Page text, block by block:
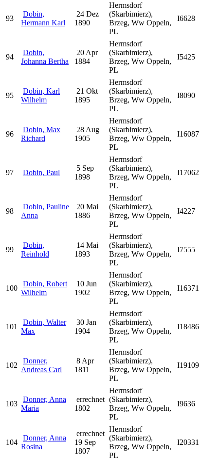
93
Dobin,
Hermann Karl
24 Dez
1890
Hermsdorf
(Skarbimierz),
Brzeg, Ww Oppeln,
PL
I6628
94
Dobin,
Johanna Bertha
20 Apr
1884
Hermsdorf
(Skarbimierz),
Brzeg, Ww Oppeln,
PL
I5425
95
Dobin, Karl
Wilhelm
21 Okt
1895
Hermsdorf
(Skarbimierz),
Brzeg, Ww Oppeln,
PL
I8090
96
Dobin, Max
Richard
28 Aug
1905
Hermsdorf
(Skarbimierz),
Brzeg, Ww Oppeln,
PL
I16087
97 Dobin, Paul
5 Sep
1898
Hermsdorf
(Skarbimierz),
Brzeg, Ww Oppeln,
PL
I17062
98
Dobin, Pauline
Anna
20 Mai
1886
Hermsdorf
(Skarbimierz),
Brzeg, Ww Oppeln,
PL
I4227
99
Dobin,
Reinhold
14 Mai
1893
Hermsdorf
(Skarbimierz),
Brzeg, Ww Oppeln,
PL
I7555
100
Dobin, Robert
Wilhelm
10 Jun
1902
Hermsdorf
(Skarbimierz),
Brzeg, Ww Oppeln,
PL
I16371
101
Dobin, Walter
Max
30 Jan
1904
Hermsdorf
(Skarbimierz),
Brzeg, Ww Oppeln,
PL
I18486
102
Donner,
Andreas Carl
8 Apr
1811
Hermsdorf
(Skarbimierz),
Brzeg, Ww Oppeln,
PL
I19109
103
Donner, Anna
Maria
errechnet
1802
Hermsdorf
(Skarbimierz),
Brzeg, Ww Oppeln,
PL
I9636
104
Donner, Anna
Rosina
errechnet
19 Sep
1807
Hermsdorf
(Skarbimierz),
Brzeg, Ww Oppeln,
PL
I20331